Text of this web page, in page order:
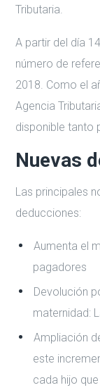
Tributaria.
A partir del día
número de
2018. Como el
Agencia
disponible tanto
Nuevas
Las principales
deducciones:
Aumenta el
pagadores
Devolución
maternidad:
Ampliación
este
cada hijo